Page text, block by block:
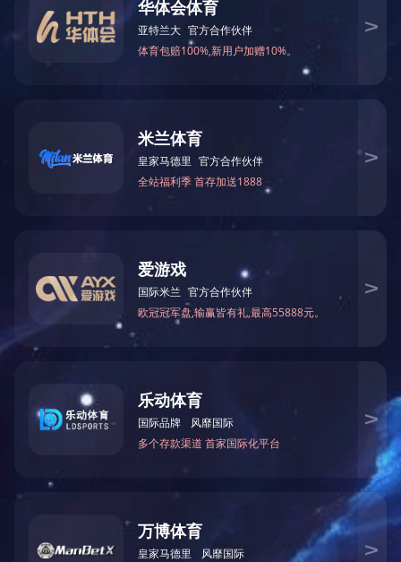
万仁药业：万民为先，以仁为本！
"小
小儿咳喘保健贴